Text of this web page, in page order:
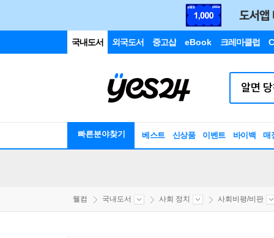
국내도서 외국도서 중고샵 eBook 크레마클럽
빠른분야찾기 베스트 신상품 이벤트 바이백 매
웰컴 국내도서 사회 정치 사회비평/비판